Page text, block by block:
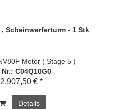
, Scheinwerferturm - 1 Stk
Motor ( Stage 5 )
C04Q10G0
€ *
Details